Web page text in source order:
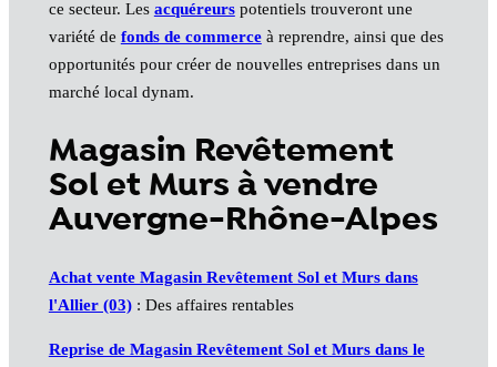
ce secteur. Les acquéreurspotentiels trouveront une
variété de fonds de commerceà reprendre, ainsi que des
opportunités pour créer de nouvelles entreprises dans un
marché local dynam.
Magasin Revêtement
Sol et Murs à vendre
Auvergne-Rhône-Alpes
Achat vente Magasin Revêtement Sol et Murs dans
l'Allier (03): Des affaires rentables
Reprise de Magasin Revêtement Sol et Murs dans le